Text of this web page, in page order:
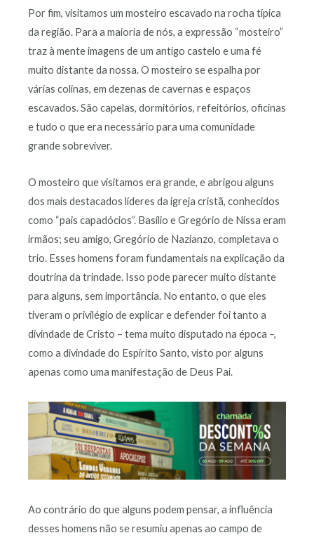
Por fim, visitamos um mosteiro escavado na rocha típica
da região. Para a maioria de nós, a expressão “mosteiro”
traz à mente imagens de um antigo castelo e uma fé
muito distante da nossa. O mosteiro se espalha por
várias colinas, em dezenas de cavernas e espaços
escavados. São capelas, dormitórios, refeitórios, oficinas
e tudo o que era necessário para uma comunidade
grande sobreviver.
O mosteiro que visitamos era grande, e abrigou alguns
dos mais destacados líderes da igreja cristã, conhecidos
como “pais capadócios”. Basílio e Gregório de Níssa eram
irmãos; seu amigo, Gregório de Nazianzo, completava o
trio. Esses homens foram fundamentais na explicação da
doutrina da trindade. Isso pode parecer muito distante
para alguns, sem importância. No entanto, o que eles
tiveram o privilégio de explicar e defender foi tanto a
divindade de Cristo – tema muito disputado na época –,
como a divindade do Espírito Santo, visto por alguns
apenas como uma manifestação de Deus Pai.
Ao contrário do que alguns podem pensar, a influência
desses homens não se resumiu apenas ao campo de